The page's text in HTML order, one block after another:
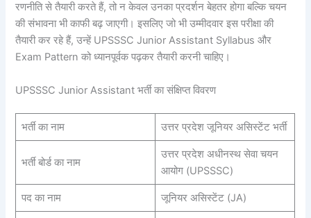
रणनीति से तैयारी करते हैं, तो न केवल उनका प्रदर्शन बेहतर होगा बल्कि चयन
की संभावना भी काफी बढ़ जाएगी। इसलिए जो भी उम्मीदवार इस परीक्षा की
तैयारी कर रहे हैं, उन्हें UPSSSC Junior Assistant Syllabus और
Exam Pattern को ध्यानपूर्वक पढ़कर तैयारी करनी चाहिए।
UPSSSC Junior Assistant भर्ती का संक्षिप्त विवरण
भर्ती का नाम उत्तर प्रदेश जूनियर असिस्टेंट भर्ती
भर्ती बोर्ड का नाम
उत्तर प्रदेश अधीनस्थ सेवा चयन
आयोग (UPSSSC)
पद का नाम जूनियर असिस्टेंट (JA)